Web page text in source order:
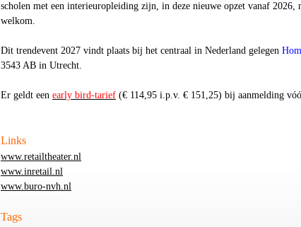
scholen met een interieuropleiding zijn, in deze nieuwe opzet vanaf
welkom.
Dit trendevent 2027 vindt plaats bij het centraal in Nederland gelegen
3543 AB in Utrecht.
Er geldt een early bird-tarief (€ 114,95 i.p.v. € 151,25) bij aanmelding
Links
www.retailtheater.nl
www.inretail.nl
www.buro-nvh.nl
Tags